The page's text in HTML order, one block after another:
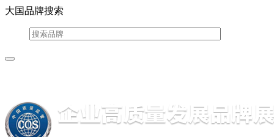
大国品牌搜索